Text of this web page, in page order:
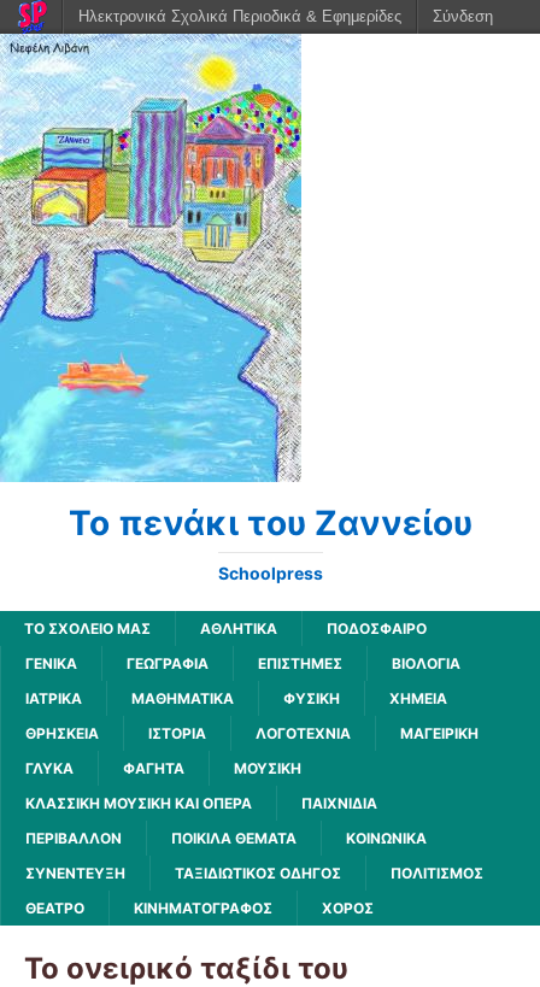
Το πενάκι του Ζαννείου
Schoolpress
ΤΟ ΣΧΟΛΕΙΟ ΜΑΣ ΑΘΛΗΤΙΚΆ
ΠΟΔΌΣΦΑΙΡΟ
ΓΕΝΙΚΆ
ΓΕΩΓΡΑΦΊΑ ΕΠΙΣΤΉΜΕΣ
ΒΙΟΛΟΓΊΑ
ΙΑΤΡΙΚΆ
ΜΑΘΗΜΑΤΙΚΆ ΦΥΣΙΚΉ
ΧΗΜΕΊΑ
ΘΡΗΣΚΕΊΑ
ΙΣΤΟΡΊΑ ΛΟΓΟΤΕΧΝΊΑ
ΜΑΓΕΙΡΙΚΉ
ΓΛΥΚΆ
ΦΑΓΗΤΆ
ΜΟΥΣΙΚΉ
ΚΛΑΣΣΙΚΉ ΜΟΥΣΙΚΉ ΚΑΙ ΌΠΕΡΑ
ΠΑΙΧΝΊΔΙΑ
ΠΕΡΙΒΆΛΛΟΝ
ΠΟΙΚΊΛΑ ΘΈΜΑΤΑ
ΚΟΙΝΩΝΙΚΆ
ΣΥΝΈΝΤΕΥΞΗ
ΤΑΞΙΔΙΩΤΙΚΌΣ ΟΔΗΓΌΣ
ΠΟΛΙΤΙΣΜΌΣ
ΘΈΑΤΡΟ
ΚΙΝΗΜΑΤΟΓΡΆΦΟΣ ΧΟΡΌΣ
Το ονειρικό ταξίδι του
Ηλεκτρονικά Σχολικά Περιοδικά & Εφημερίδες Σύνδεση